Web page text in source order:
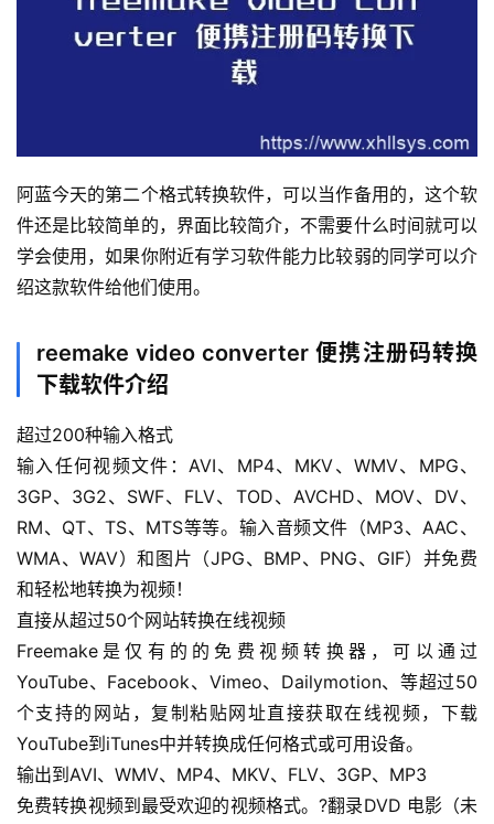
阿蓝今天的第二个格式转换软件，可以当作备用的，这个软
件还是比较简单的，界面比较简介，不需要什么时间就可以
学会使用，如果你附近有学习软件能力比较弱的同学可以介
绍这款软件给他们使用。
reemake video converter 便携注册码转换
下载软件介绍
超过200种输入格式
输入任何视频文件：AVI、MP4、MKV、WMV、MPG、
3GP、3G2、SWF、FLV、TOD、AVCHD、MOV、DV、
RM、QT、TS、MTS等等。输入音频文件（MP3、AAC、
WMA、WAV）和图片（JPG、BMP、PNG、GIF）并免费
和轻松地转换为视频！
直接从超过50个网站转换在线视频
Freemake是仅有的的免费视频转换器，可以通过
YouTube、Facebook、Vimeo、Dailymotion、等超过50
个支持的网站，复制粘贴网址直接获取在线视频，下载
YouTube到iTunes中并转换成任何格式或可用设备。
输出到AVI、WMV、MP4、MKV、FLV、3GP、MP3
免费转换视频到最受欢迎的视频格式。?翻录DVD 电影（未